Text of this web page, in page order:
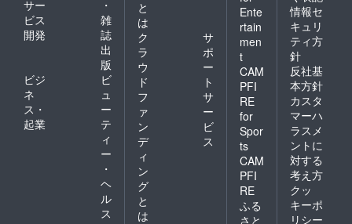
サー
ビス
開発
・
雑
誌
出
版
ビジ
ネ
ス・
起業
ビ
ュ
ー
テ
ィ
ー
・
ヘ
ル
ス
と
は
ク
ラ
ウ
ド
フ
ァ
ン
デ
ィ
ン
グ
と
は
サ
ポ
ー
ト
サ
ー
ビ
ス
Ente
rtain
men
t
CAM
PFI
RE
for
Spor
ts
CAM
PFI
RE
ふる
さと
情報セ
キュリ
ティ方
針
反社基
本方針
カスタ
マーハ
ラスメ
ントに
対する
考え方
クッ
キーポ
リシー